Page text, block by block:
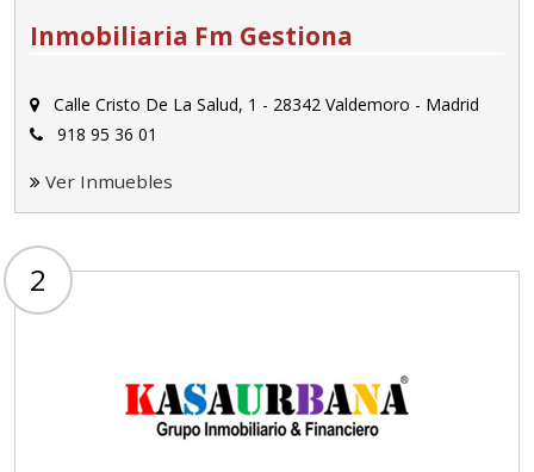
Inmobiliaria Fm Gestiona
Calle Cristo De La Salud, 1 - 28342 Valdemoro - Madrid
918 95 36 01
Ver Inmuebles
2